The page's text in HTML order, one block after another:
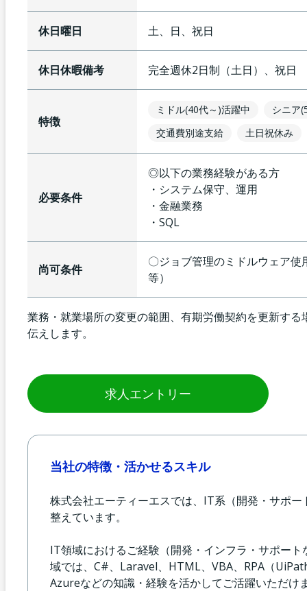
休日曜日 土、日、祝日
休日休暇備考 完全週休2日制（土日）、祝日
特徴
ミドル(40代～)活躍中
シニア
交通費別途支給
土日祝休み
必要条件
◎以下の業務経験がある方
・システム保守、運用
・金融業務
・SQL
尚可条件
〇ジョブ管理のミドルウェア
等）
業務・就業場所の変更の範囲、有期労働契約を更新す
伝えします。
求人エントリー
当社の特徴・活かせるスキル
株式会社エーティーエスでは、IT系（開発・サポ
整えています。
IT領域におけるご経験（開発・インフラ・サポー
域では、C#、Laravel、HTML、VBA、RPA（
Azureなどの知識・経験を活かしてご活躍いただ